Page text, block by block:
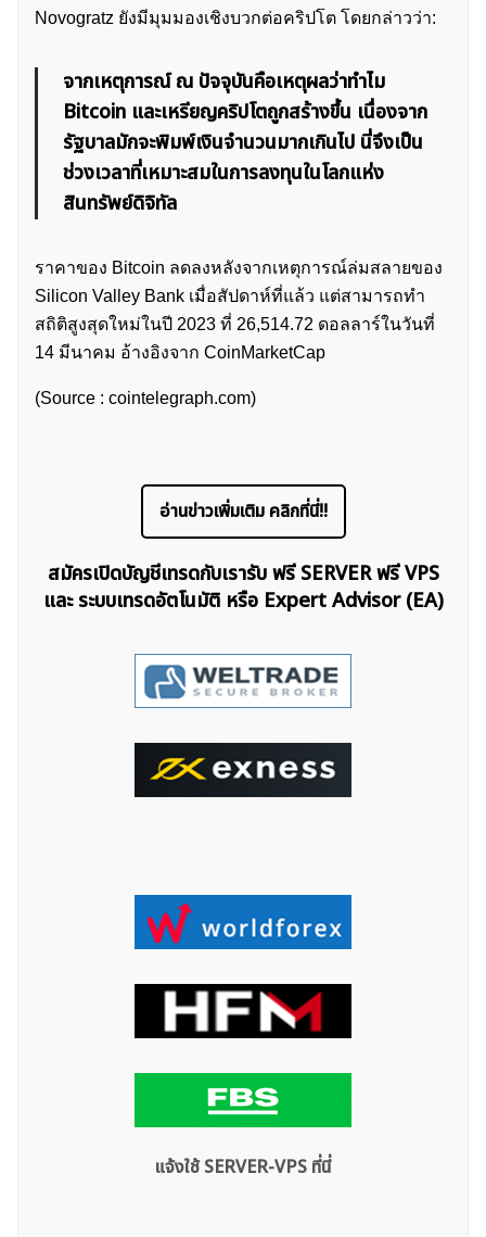
ค้นหา
สำหรับ:
Novogratz ยังมีมุมมองเชิงบวกต่อคริปโต โดยกล่าวว่า:
จากเหตุการณ์ ณ ปัจจุบันคือเหตุผลว่าทำไม
Bitcoin และเหรียญคริปโตถูกสร้างขึ้น เนื่องจาก
รัฐบาลมักจะพิมพ์เงินจำนวนมากเกินไป นี่จึงเป็น
ช่วงเวลาที่เหมาะสมในการลงทุนในโลกแห่ง
สินทรัพย์ดิจิทัล
ราคาของ Bitcoin ลดลงหลังจากเหตุการณ์ล่มสลายของ
Silicon Valley Bank เมื่อสัปดาห์ที่แล้ว แต่สามารถทำ
สถิติสูงสุดใหม่ในปี 2023 ที่ 26,514.72 ดอลลาร์ในวันที่
14 มีนาคม อ้างอิงจาก CoinMarketCap
(Source : cointelegraph.com)
อ่านข่าวเพิ่มเติม คลิกที่นี่!!
สมัครเปิดบัญชีเทรดกับเรารับ ฟรี SERVER ฟรี VPS
และ ระบบเทรดอัตโนมัติ หรือ Expert Advisor (EA)
แจ้งใช้ SERVER-VPS ที่นี่